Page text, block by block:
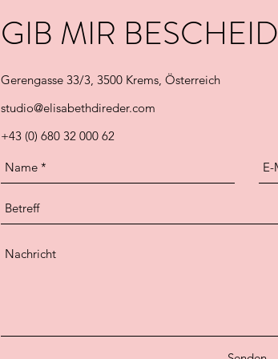
GIB MIR BESCHEID
Gerengasse 33/3, 3500 Krems, Österreich
studio@elisabethdireder.com
+43 (0) 680 32 000 62